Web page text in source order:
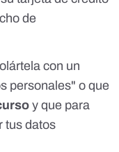
de
con un
personales" o que
y que para
tus datos